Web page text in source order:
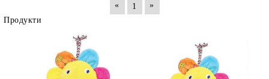
« 1
»
Продукти